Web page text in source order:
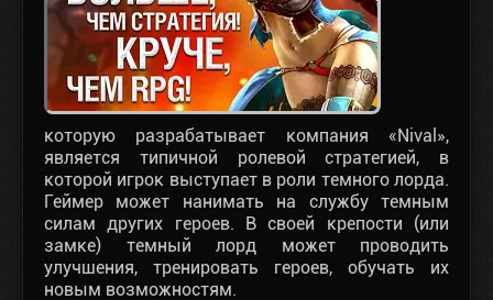
которую разрабатывает компания «Nival»,
является типичной ролевой стратегией, в
которой игрок выступает в роли темного лорда.
Геймер может нанимать на службу темным
силам других героев. В своей крепости (или
замке) темный лорд может проводить
улучшения, тренировать героев, обучать их
новым возможностям.